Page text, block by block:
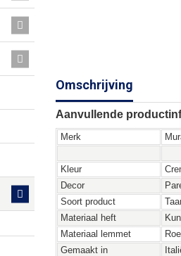
Omschrijving
Aanvullende
Merk
Kleur
Decor
Soort product
Materiaal heft
Materiaal lemmet
Gemaakt in